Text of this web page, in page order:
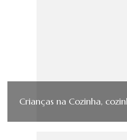
Crianças na Cozinha,